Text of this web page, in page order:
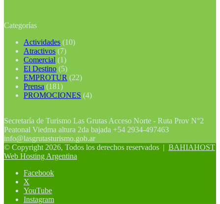
Categorías
Actividades (10)
Atractivos (7)
Comercial (1)
El Destino (5)
EMPROTUR (22)
Prensa (181)
PROMOCIONES (4)
Secretaría de Turismo Las Grutas Acceso Norte - Ruta Prov N°2
Peatonal Viedma altura 2da bajada +54 2934-497463
info@lasgrutasturismo.gob.ar
© Copyright 2026, Todos los derechos reservados | BAHIAHOST
Web Hosting Argentina
Facebook
X
YouTube
Instagram